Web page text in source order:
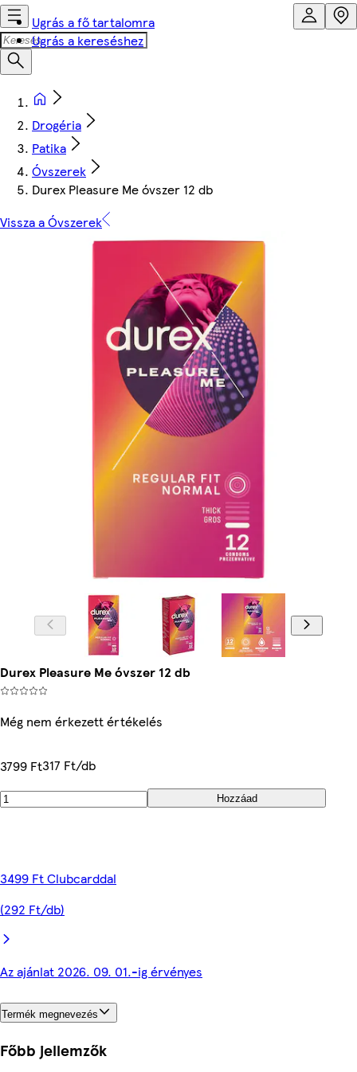
Ugrás a fő tartalomra
Ugrás a kereséshez
Drogéria
Patika
Óvszerek
Durex Pleasure Me óvszer 12 db
Vissza a Óvszerek
Durex Pleasure Me óvszer 12 db
Még nem érkezett értékelés
3799 Ft317 Ft/db
Hozzáad
3499 Ft Clubcarddal
(292 Ft/db)
Az ajánlat 2026. 09. 01.-ig érvényes
Termék megnevezés
Főbb jellemzők